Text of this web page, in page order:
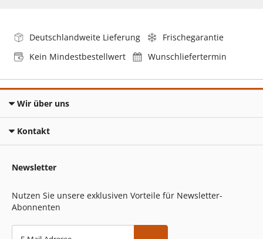
Deutschlandweite Lieferung
Frischegarantie
Kein Mindestbestellwert
Wunschliefertermin
Wir über uns
Kontakt
Newsletter
Nutzen Sie unsere exklusiven Vorteile für Newsletter-
Abonnenten